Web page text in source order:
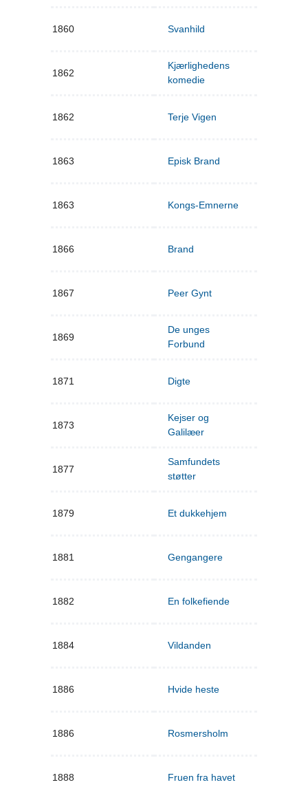
1860 Svanhild
1862
Kjærlighedens
komedie
1862 Terje Vigen
1863 Episk Brand
1863 Kongs-Emnerne
1866 Brand
1867 Peer Gynt
1869
De unges
Forbund
1871 Digte
1873
Kejser og
Galilæer
1877
Samfundets
støtter
1879 Et dukkehjem
1881 Gengangere
1882 En folkefiende
1884 Vildanden
1886 Hvide heste
1886 Rosmersholm
1888 Fruen fra havet